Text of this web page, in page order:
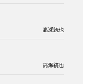
高瀬統也
高瀬統也